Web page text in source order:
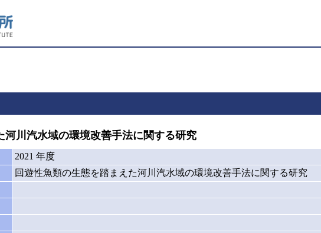
川汽水域の環境改善手法に関する研究
2021 年度
回遊性魚類の生態を踏まえた河川汽水域の環境改善手法に関する研究